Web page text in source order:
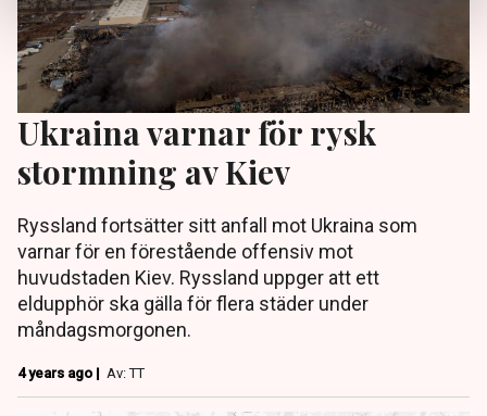
Ukraina varnar för rysk
stormning av Kiev
Ryssland fortsätter sitt anfall mot Ukraina som
varnar för en förestående offensiv mot
huvudstaden Kiev. Ryssland uppger att ett
eldupphör ska gälla för flera städer under
måndagsmorgonen.
4 years ago | Av: TT